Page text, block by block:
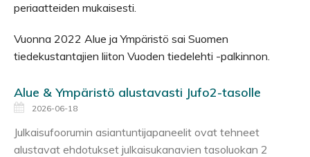
periaatteiden mukaisesti.
Vuonna 2022 Alue ja Ympäristö sai Suomen
tiedekustantajien liiton Vuoden tiedelehti -palkinnon.
Alue & Ympäristö alustavasti Jufo2-tasolle
2026-06-18
Julkaisufoorumin asiantuntijapaneelit ovat tehneet
alustavat ehdotukset julkaisukanavien tasoluokan 2